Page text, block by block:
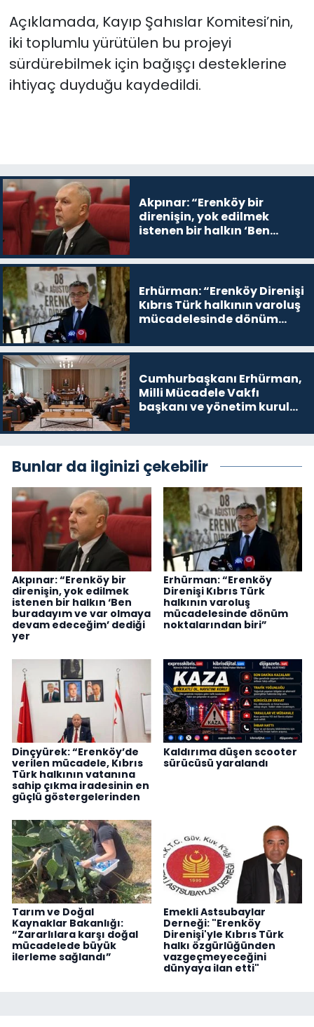
Açıklamada, Kayıp Şahıslar Komitesi’nin,
iki toplumlu yürütülen bu projeyi
sürdürebilmek için bağışçı desteklerine
ihtiyaç duyduğu kaydedildi.
Akpınar: “Erenköy bir
direnişin, yok edilmek
istenen bir halkın ‘Ben
devam edeceğim’ dediği
Erhürman: “Erenköy Direnişi
Kıbrıs Türk halkının varoluş
mücadelesinde dönüm
Cumhurbaşkanı Erhürman,
Milli Mücadele Vakfı
başkanı ve yönetim kurulu
Bunlar da ilginizi çekebilir
Akpınar: “Erenköy bir
direnişin, yok edilmek
istenen bir halkın ‘Ben
buradayım ve var olmaya
devam edeceğim’ dediği
yer
Erhürman: “Erenköy
Direnişi Kıbrıs Türk
halkının varoluş
mücadelesinde dönüm
noktalarından biri”
Dinçyürek: “Erenköy’de
verilen mücadele, Kıbrıs
Türk halkının vatanına
sahip çıkma iradesinin en
güçlü göstergelerinden
Kaldırıma düşen scooter
sürücüsü yaralandı
Tarım ve Doğal
Kaynaklar Bakanlığı:
“Zararlılara karşı doğal
mücadelede büyük
ilerleme sağlandı”
Emekli Astsubaylar
Derneği: "Erenköy
Direnişi'yle Kıbrıs Türk
halkı özgürlüğünden
vazgeçmeyeceğini
dünyaya ilan etti"